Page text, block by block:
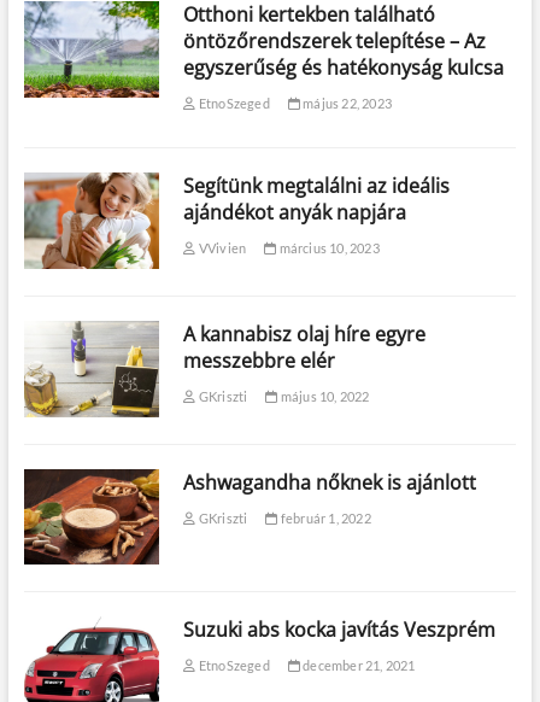
Otthoni kertekben található
öntözőrendszerek telepítése – Az
egyszerűség és hatékonyság kulcsa
EtnoSzeged május 22, 2023
Segítünk megtalálni az ideális
ajándékot anyák napjára
VVivien március 10, 2023
A kannabisz olaj híre egyre
messzebbre elér
GKriszti május 10, 2022
Ashwagandha nőknek is ajánlott
GKriszti február 1, 2022
Suzuki abs kocka javítás Veszprém
EtnoSzeged december 21, 2021